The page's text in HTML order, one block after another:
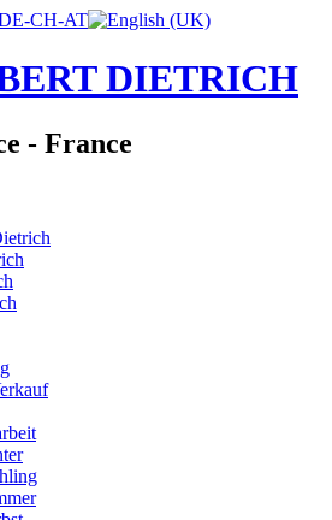
DIETRICH
- France